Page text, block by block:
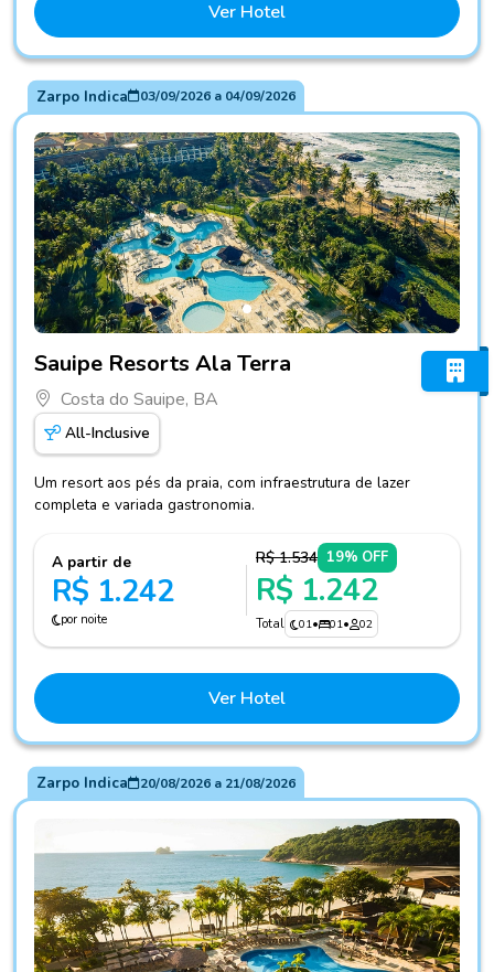
Ver Hotel
Zarpo Indica 03/09/2026a 04/09/2026
Sauipe Resorts Ala Terra
Costa do Sauipe, BA
All-Inclusive
Um resort aos pés da praia, com infraestrutura de lazer
completa e variada gastronomia.
A partir de
R$ 1.242
por noite
R$ 1.534 19% OFF
R$ 1.242
Total 01• 01• 02
Ver Hotel
Zarpo Indica 20/08/2026a 21/08/2026